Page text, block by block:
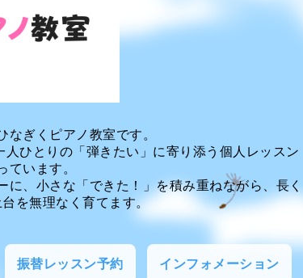
なぎくピアノ教室です。
ひとりの「弾きたい」に寄り添う個人レッスン
ています。
に、小さな「できた！」を積み重ねながら、長く
を無理なく育てます。
振替レッスン予約 インフォメーション